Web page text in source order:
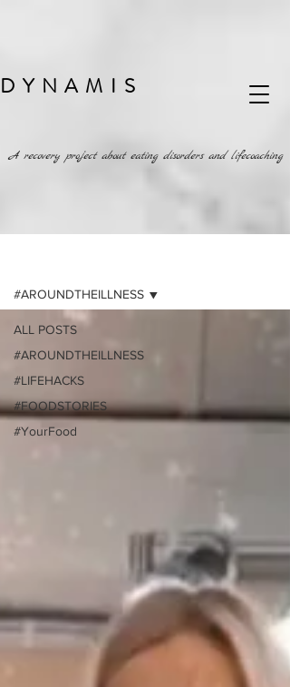
DYNAMIS
A recovery project about eating disorders and lifecoaching
ALL POSTS
#AROUNDTHEILLNESS
#LIFEHACKS
#FOODSTORIES
#YourFood
#AROUNDTHEILLNESS